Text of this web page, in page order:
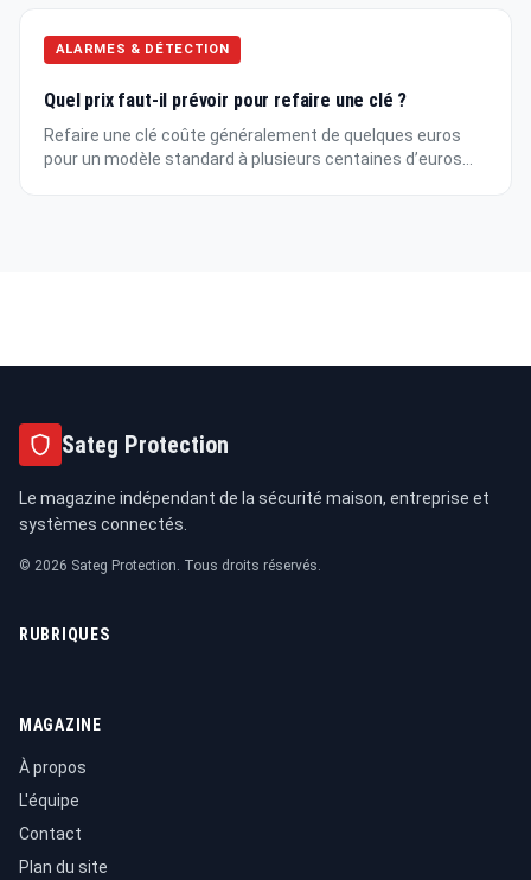
ALARMES & DÉTECTION
Quel prix faut-il prévoir pour refaire une clé ?
Refaire une clé coûte généralement de quelques euros
pour un modèle standard à plusieurs centaines d’euros...
Sateg Protection
Le magazine indépendant de la sécurité maison, entreprise et
systèmes connectés.
© 2026 Sateg Protection. Tous droits réservés.
RUBRIQUES
MAGAZINE
À propos
L'équipe
Contact
Plan du site